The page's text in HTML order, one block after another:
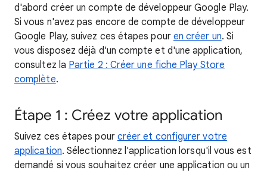
d'abord créer un compte de développeur Google Play.
Si vous n'avez pas encore de compte de développeur
Google Play, suivez ces étapes pour en créer un. Si
vous disposez déjà d'un compte et d'une application,
consultez la Partie 2 : Créer une fiche Play Store
complète.
Étape 1 : Créez votre application
Suivez ces étapes pour créer et configurer votre
application. Sélectionnez l'application lorsqu'il vous est
demandé si vous souhaitez créer une application ou un